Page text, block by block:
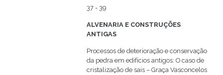
37 - 39
ALVENARIA E CONSTRUÇÕES
ANTIGAS
Processos de deterioração e conservação
da pedra em edifícios antigos: O caso de
cristalização de sais – Graça Vasconcelos